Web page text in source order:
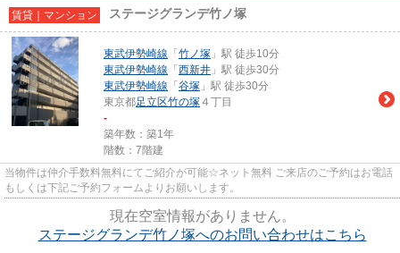
賃貸｜マンション ステージグランデ竹ノ塚
東武伊勢崎線 「 竹ノ塚 」駅 徒歩10分
東武伊勢崎線 「 西新井 」駅 徒歩30分
東武伊勢崎線 「 谷塚 」駅 徒歩30分
東京都足立区竹の塚 ４丁目
-
築年数：築1年
階数：7階建
当物件は仲介手数料無料にてご紹介が可能☆ネット無料 ご来店のご予約はお電話
もしくは下記ご予約フォームよりお願いします。
現在空室情報がありません。
ステージグランデ竹ノ塚へのお問い合わせはこちら